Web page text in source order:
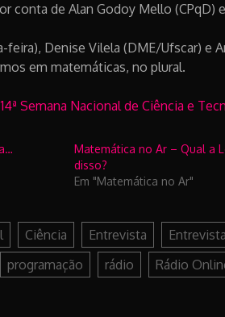
conta de Alan Godoy Mello (CPqD)
feira), Denise Vilela (DME/Ufscar) e
em matemáticas, no plural.
Semana Nacional de Ciência e
Matemática no Ar – Qual a
disso?
Em "Matemática no Ar"
Ciência Entrevista
programação rádio Rádio